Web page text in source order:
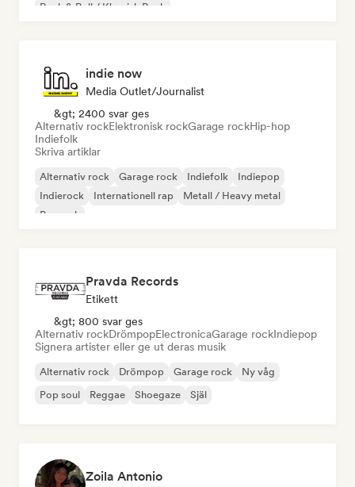
Rock & Roll / Klassisk Rock
indie now
Media Outlet/Journalist
&gt; 2400 svar ges
Alternativ rockElektronisk rockGarage rockHip-hop
Indiefolk
Skriva artiklar
Alternativ rock Garage rock Indiefolk
Indiepop
Indierock
Internationell rap
Metall / Heavy metal
Poprock
Pravda Records
Etikett
&gt; 800 svar ges
Alternativ rockDrömpopElectronicaGarage rockIndiepop
Signera artister eller ge ut deras musik
Alternativ rock Drömpop Garage rock
Ny våg
Pop soul
Reggae Shoegaze Själ
Zoila Antonio